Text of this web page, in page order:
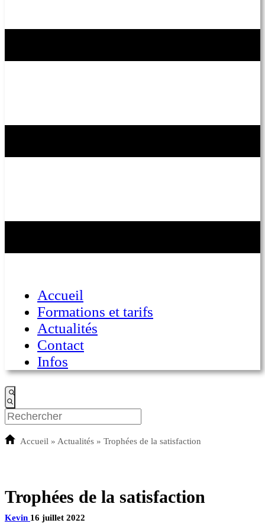
Accueil
Formations et tarifs
Actualités
Contact
Infos
Accueil » Actualités » Trophées de la satisfaction
Trophées de la satisfaction
Kevin 16 juillet 2022